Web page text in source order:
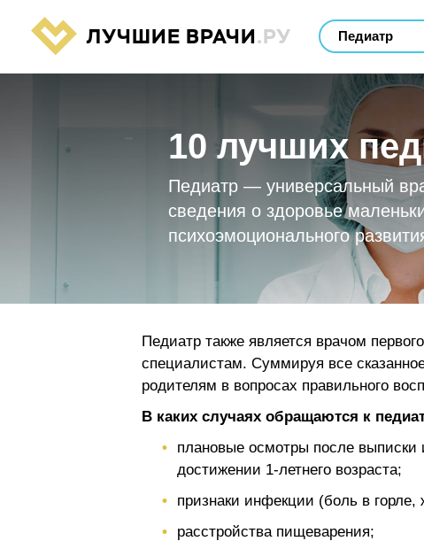
ЛУЧШИЕ ВРАЧИ.РУ
10 лучших
Педиатр — универсальный
сведения о здоровье
психоэмоционального
Педиатр также является врачом
специалистам. Суммируя все
родителям в вопросах правильного
В каких случаях обращаются к
плановые осмотры после выписки
достижении 1-летнего возраста;
признаки инфекции (боль в
расстройства пищеварения;